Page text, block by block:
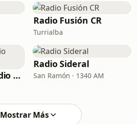
Radio Fusión CR
Turrialba
Generación X Radio Tropical
Radio Sideral
San Ramón · 1340 AM
Mostrar Más